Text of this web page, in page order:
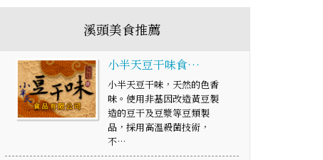
溪頭美食推薦
小半天豆干味食…
小半天豆干味，天然的色香
味。使用非基因改造黃豆製
造的豆干及豆漿等豆類製
品，採用高溫殺菌技術，
不…